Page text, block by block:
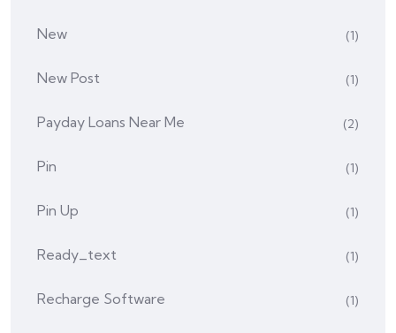
New (1)
New Post (1)
Payday Loans Near Me (2)
Pin (1)
Pin Up (1)
Ready_text (1)
Recharge Software (1)